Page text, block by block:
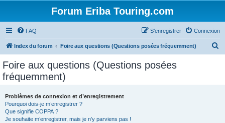
Forum Eriba Touring.com
FAQ Connexion
S’enregistrer
Index du forum Foire aux questions (Questions posées fréquemment)
Foire aux questions (Questions posées
fréquemment)
Problèmes de connexion et d’enregistrement
Pourquoi dois-je m’enregistrer ?
Que signifie COPPA ?
Je souhaite m’enregistrer, mais je n’y parviens pas !